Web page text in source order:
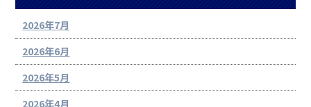
2026年7月
2026年6月
2026年5月
2026年4月